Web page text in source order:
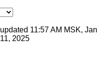
updated 11:57 AM MSK, Jan
11, 2025